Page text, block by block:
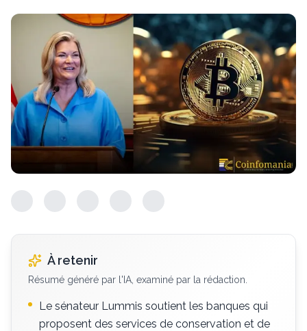
À retenir
Résumé généré par l'IA, examiné par la rédaction.
Le sénateur Lummis soutient les banques qui
proposent des services de conservation et de